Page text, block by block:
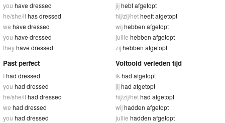
you have dressed
he/she/ithas dressed
we have dressed
you have dressed
theyhave dressed
jijhebt afgetopt
hij/zij/hetheeft afgetopt
wijhebben afgetopt
jullie hebben afgetopt
zijhebben afgetopt
Past perfect
Ihad dressed
you had dressed
he/she/ithad dressed
we had dressed
you had dressed
Voltooid verleden tijd
ik had afgetopt
jijhad afgetopt
hij/zij/hethad afgetopt
wijhadden afgetopt
jullie hadden afgetopt